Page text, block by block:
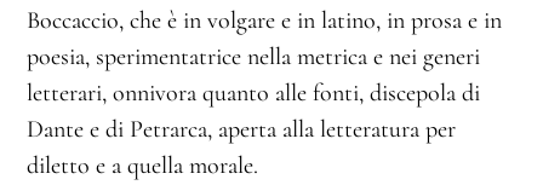
Boccaccio, che è in volgare e in latino, in prosa e in
poesia, sperimentatrice nella metrica e nei generi
letterari, onnivora quanto alle fonti, discepola di
Dante e di Petrarca, aperta alla letteratura per
diletto e a quella morale.